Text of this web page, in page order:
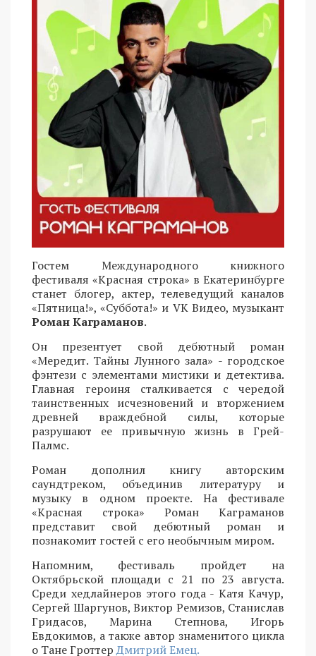
Гостем Международного книжного
фестиваля «Красная строка» в Екатеринбурге
станет блогер, актер, телеведущий каналов
«Пятница!», «Суббота!» и VK Видео, музыкант
Роман Каграманов.
Он презентует свой дебютный роман
«Мередит. Тайны Лунного зала» - городское
фэнтези с элементами мистики и детектива.
Главная героиня сталкивается с чередой
таинственных исчезновений и вторжением
древней враждебной силы, которые
разрушают ее привычную жизнь в Грей-
Палмс.
Роман дополнил книгу авторским
саундтреком, объединив литературу и
музыку в одном проекте. На фестивале
«Красная строка» Роман Каграманов
представит свой дебютный роман и
познакомит гостей с его необычным миром.
Напомним, фестиваль пройдет на
Октябрьской площади с 21 по 23 августа.
Среди хедлайнеров этого года - Катя Качур,
Сергей Шаргунов, Виктор Ремизов, Станислав
Гридасов, Марина Степнова, Игорь
Евдокимов, а также автор знаменитого цикла
о Тане ГроттерДмитрий Емец.